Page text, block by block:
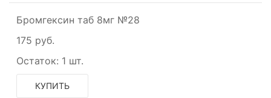
Бромгексин таб 8мг №28
175 руб.
Остаток: 1 шт.
КУПИТЬ